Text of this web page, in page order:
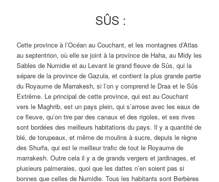
SÛS :
Cette province à l’Océan au Couchant, et les montagnes d’Atlas
au septentrion, où elle se joint à la province de Haha, au Midy les
Sables de Numidie et au Levant le grand fleuve de Sûs, qui la
sépare de la province de Gazula, et contient la plus grande partie
du Royaume de Marrakesh, si l’on y comprend le Draa et le Sûs
Extrême. Le principal de cette province, qui est au Couchant
vers le Maghrib, est un pays plein, qui s’arrose avec les eaux de
ce fleuve, qu’on tire par des canaux et des rigoles, et ses rives
sont bordées des meilleurs habitations du pays. Il y a quantité de
blé, de torupeaux, et même de moulins à sucre, depuis le règne
des Shurfa, qui est le meilleur trafic de tout le Royaume de
marrakesh. Outre cela il y a de grands vergers et jardinages, et
plusieurs palmeraies, quoi que les dattes n’en soient pas si
bonnes que celles de Numidie. Tous les habitants sont Berbères